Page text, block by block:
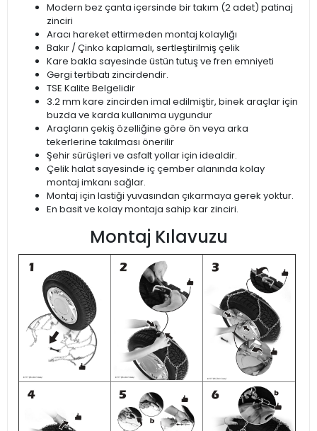
Modern bez çanta içersinde bir takım (2 adet) patinaj
zinciri
Aracı hareket ettirmeden montaj kolaylığı
Bakır / Çinko kaplamalı, sertleştirilmiş çelik
Kare bakla sayesinde üstün tutuş ve fren emniyeti
Gergi tertibatı zincirdendir.
TSE Kalite Belgelidir
3.2 mm kare zincirden imal edilmiştir, binek araçlar için
buzda ve karda kullanıma uygundur
Araçların çekiş özelliğine göre ön veya arka
tekerlerine takılması önerilir
Şehir sürüşleri ve asfalt yollar için idealdir.
Çelik halat sayesinde iç çember alanında kolay
montaj imkanı sağlar.
Montaj için lastiği yuvasından çıkarmaya gerek yoktur.
En basit ve kolay montaja sahip kar zinciri.
Montaj Kılavuzu